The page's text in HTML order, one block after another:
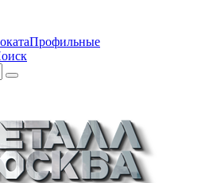
Профильные